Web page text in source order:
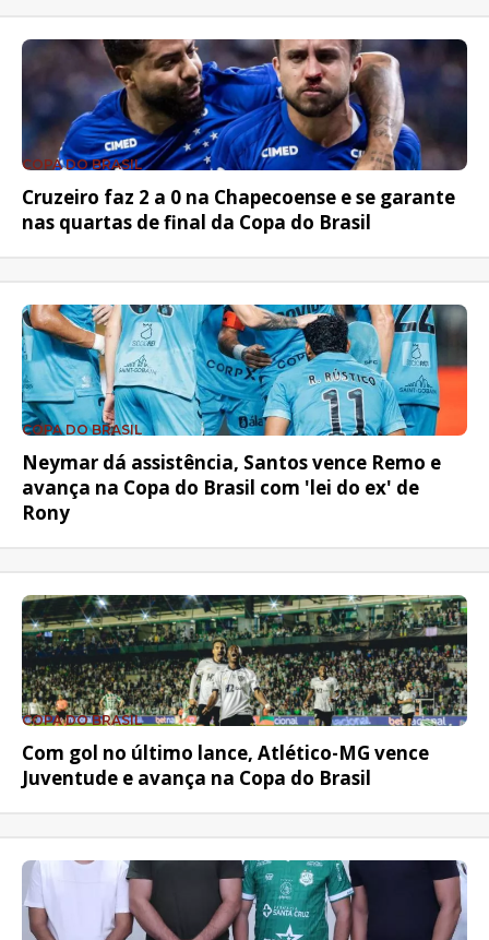
COPA DO BRASIL
Cruzeiro faz 2 a 0 na Chapecoense e se garante
nas quartas de final da Copa do Brasil
COPA DO BRASIL
Neymar dá assistência, Santos vence Remo e
avança na Copa do Brasil com 'lei do ex' de
Rony
COPA DO BRASIL
Com gol no último lance, Atlético-MG vence
Juventude e avança na Copa do Brasil